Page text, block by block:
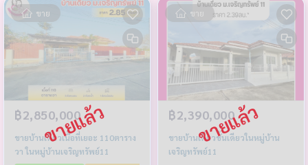
ขาย
฿2,850,000
ขายบ้านเดี่ยวเนื้อที่เยอะ 110ตาราง
วา ในหมู่บ้านเจริญทรัพย์11
ขาย
฿2,390,000
ขายบ้านเดี่ยวชั้นเดียวในหมู่บ้าน
เจริญทรัพย์11